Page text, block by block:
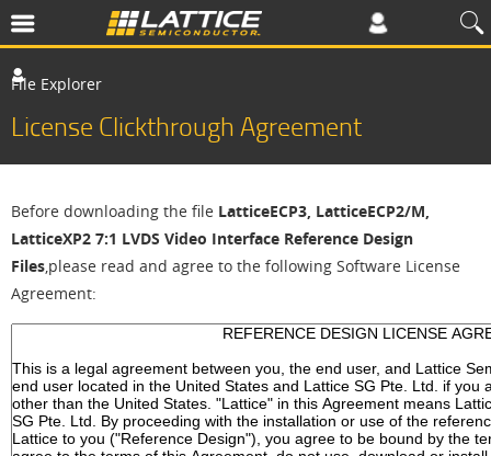
File Explorer
License Clickthrough Agreement
Before downloading the file LatticeECP3, LatticeECP2/M,
LatticeXP2 7:1 LVDS Video Interface Reference Design
Files,please read and agree to the following Software License
Agreement: